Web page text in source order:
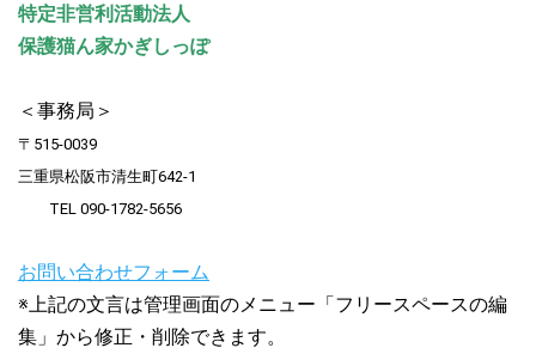
特定非営利活動法人
保護猫ん家かぎしっぽ
＜事務局＞
〒515-0039
三重県松阪市清生町642-1
TEL 090-1782-5656
お問い合わせフォーム
※上記の文言は管理画面のメニュー「フリースペースの編
集」から修正・削除できます。